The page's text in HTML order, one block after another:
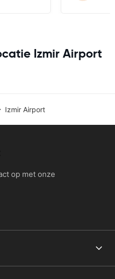
Izmir Airport
Izmir Airport
op met onze